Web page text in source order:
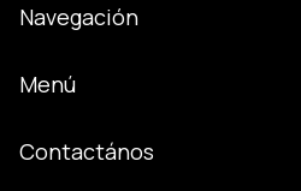
Navegación
Menú
Contactános